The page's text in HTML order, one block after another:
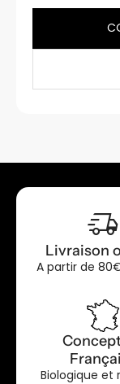
delivery_truck_speed
Livraison
A partir de
Biologique et